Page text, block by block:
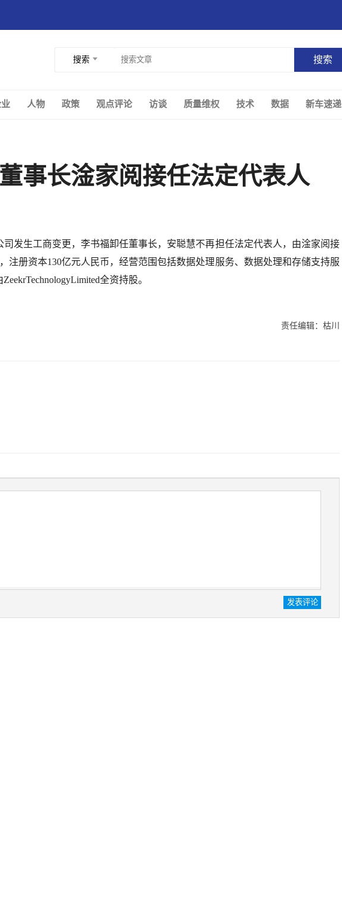
搜索
人物 政策 观点评论 访谈 质量维权 技术 数据 新车速递
事长淦家阅接任法定代表人
生工商变更，李书福卸任董事长，安聪慧不再担任法定代表人，由淦家阅接
注册资本130亿元人民币，经营范围包括数据处理服务、数据处理和存储支持服
全资持股。
责任编辑：枯川